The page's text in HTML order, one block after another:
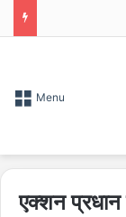
Menu
एक्शन प्रधान